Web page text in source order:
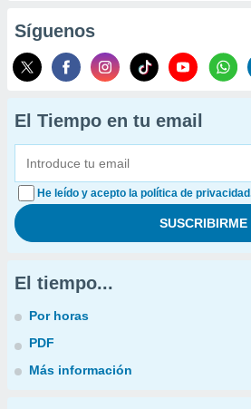
Síguenos
El Tiempo en tu email
He leído y acepto la política de
El tiempo...
Por horas
PDF
Más información